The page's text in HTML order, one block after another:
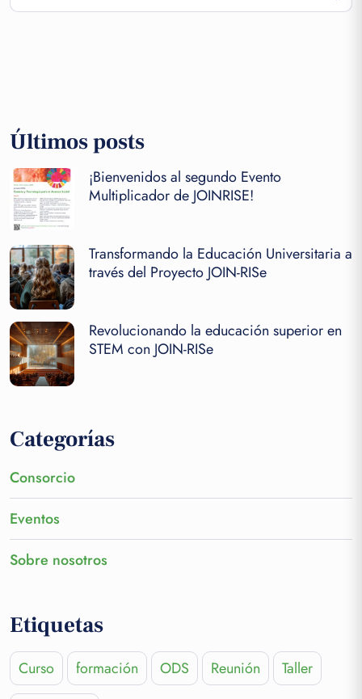
Últimos posts
¡Bienvenidos al segundo Evento
Multiplicador de JOINRISE!
Transformando la Educación Universitaria a
través del Proyecto JOIN-RISe
Revolucionando la educación superior en
STEM con JOIN-RISe
Categorías
Consorcio
Eventos
Sobre nosotros
Etiquetas
Curso formación ODS Reunión
Taller